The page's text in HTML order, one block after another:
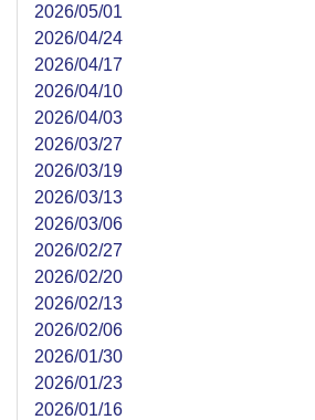
2026/05/01
2026/04/24
2026/04/17
2026/04/10
2026/04/03
2026/03/27
2026/03/19
2026/03/13
2026/03/06
2026/02/27
2026/02/20
2026/02/13
2026/02/06
2026/01/30
2026/01/23
2026/01/16